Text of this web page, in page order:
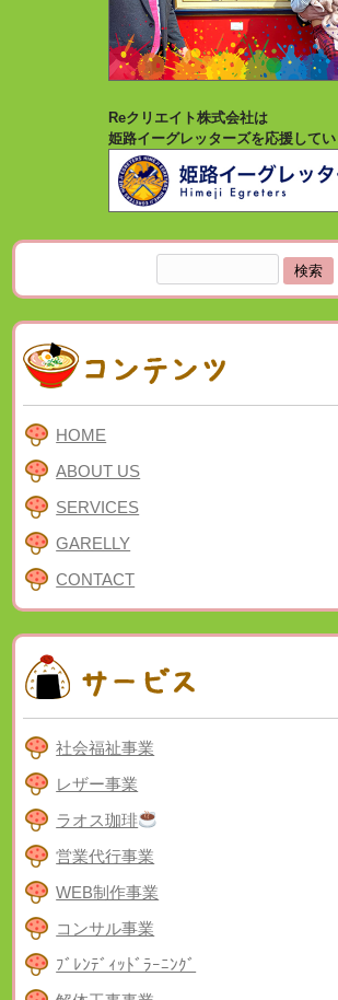
Reクリエイト株式会社は
姫路イーグレッターズを応援して
索:
HOME
ABOUT US
SERVICES
GARELLY
CONTACT
社会福祉事業
レザー事業
ラオス珈琲
営業代行事業
WEB制作事業
コンサル事業
ﾌﾞﾚﾝﾃﾞｨｯﾄﾞﾗｰﾆﾝｸﾞ